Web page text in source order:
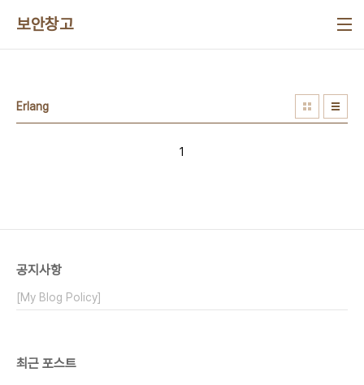
보안창고
Erlang
1
공지사항
[My Blog Policy]
최근 포스트